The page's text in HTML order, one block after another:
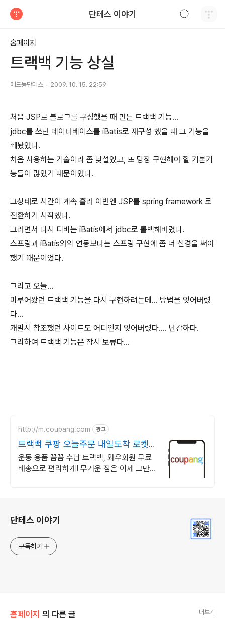
단테스 이야기
홈페이지
트랙백 기능 상실
에드몽단테스 2009. 10. 15. 22:59
처음 JSP로 블로그를 구성했을 때 만든 트랙백 기능...
jdbc를 쓰던 데이터베이스를 iBatis로 재구성 했을 때 그 기능을
빼놨었다.
처음 사용하는 기술이라 좀 낮설었고, 또 당장 구현해야 할 기본기
능들이 많았기 때문이었다.
그상태로 시간이 계속 흘러 이번엔 JSP를 spring framework 로
전환하기 시작했다.
그러면서 다시 디비는 iBatis에서 jdbc로 롤백해버렸다.
스프링과 iBatis와의 연동보다는 스프링 구현에 좀 더 신경을 써야
했기 때문이었다.
그리고 오늘...
미루어왔던 트랙백 기능을 다시 구현하려는데... 방법을 잊어버렸
다...
개발시 참조했던 사이트도 어디인지 잊어버렸다.... 난감하다.
그리하여 트랙백 기능은 잠시 보류다...
http://m.coupang.com 광고
트랙백 쿠팡 오늘주문 내일도착 로켓배
송
운동 용품 꼼꼼 수납 트랙백, 와우회원 무료
배송으로 편리하게! 무거운 짐은 이제 그만!
단테스 이야기
구독하기
홈페이지 의 다른 글 더보기